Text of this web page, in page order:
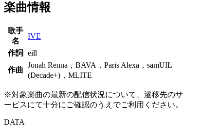
楽曲情報
歌手
名
IVE
作詞 eill
作曲
Jonah Renna，BAVA，Paris Alexa，samUIL
(Decade+)，MLITE
※対象楽曲の最新の配信状況について、遷移先のサ
ービスにて十分にご確認のうえでご利用ください。
DATA